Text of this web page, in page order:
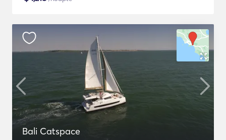
Bali Catspace